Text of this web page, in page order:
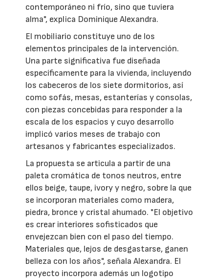
contemporáneo ni frío, sino que tuviera
alma", explica Dominique Alexandra.
El mobiliario constituye uno de los
elementos principales de la intervención.
Una parte significativa fue diseñada
específicamente para la vivienda, incluyendo
los cabeceros de los siete dormitorios, así
como sofás, mesas, estanterías y consolas,
con piezas concebidas para responder a la
escala de los espacios y cuyo desarrollo
implicó varios meses de trabajo con
artesanos y fabricantes especializados.
La propuesta se articula a partir de una
paleta cromática de tonos neutros, entre
ellos beige, taupe, ivory y negro, sobre la que
se incorporan materiales como madera,
piedra, bronce y cristal ahumado. "El objetivo
es crear interiores sofisticados que
envejezcan bien con el paso del tiempo.
Materiales que, lejos de desgastarse, ganen
belleza con los años", señala Alexandra. El
proyecto incorpora además un logotipo